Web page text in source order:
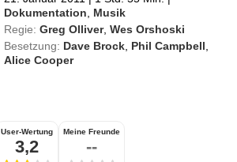
Dokumentation
Musik
Regie: Greg Olliver,Wes Orshoski
Besetzung: Dave Brock Phil Campbell
Alice Cooper
User-Wertung
3,2
Meine Freunde
--